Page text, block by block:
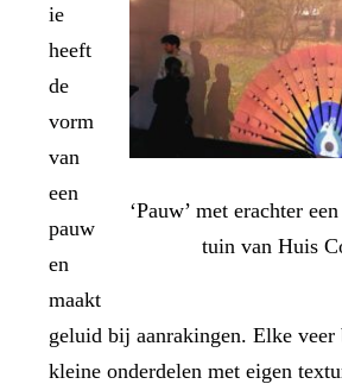
‘Pauw’ met erachter
tuin van Huis
ie
heeft
de
vorm
van
een
pauw
en
maakt
geluid bij aanrakingen. Elke veer
kleine onderdelen met eigen